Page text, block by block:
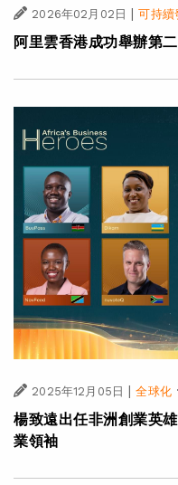
2026年02月02日 | 可持續
阿里雲香港成功舉辦第
2025年12月05日 | 全球化
楊致遠出任非洲創業英
業領袖